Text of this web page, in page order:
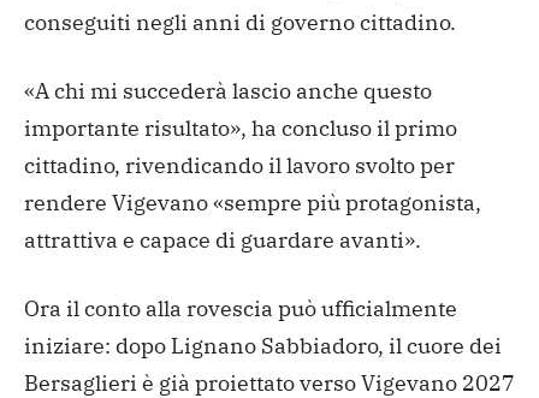
conseguiti negli anni di governo cittadino.
«A chi mi succederà lascio anche questo
importante risultato», ha concluso il primo
cittadino, rivendicando il lavoro svolto per
rendere Vigevano «sempre più protagonista,
attrattiva e capace di guardare avanti».
Ora il conto alla rovescia può ufficialmente
iniziare: dopo Lignano Sabbiadoro, il cuore dei
Bersaglieri è già proiettato verso Vigevano 2027